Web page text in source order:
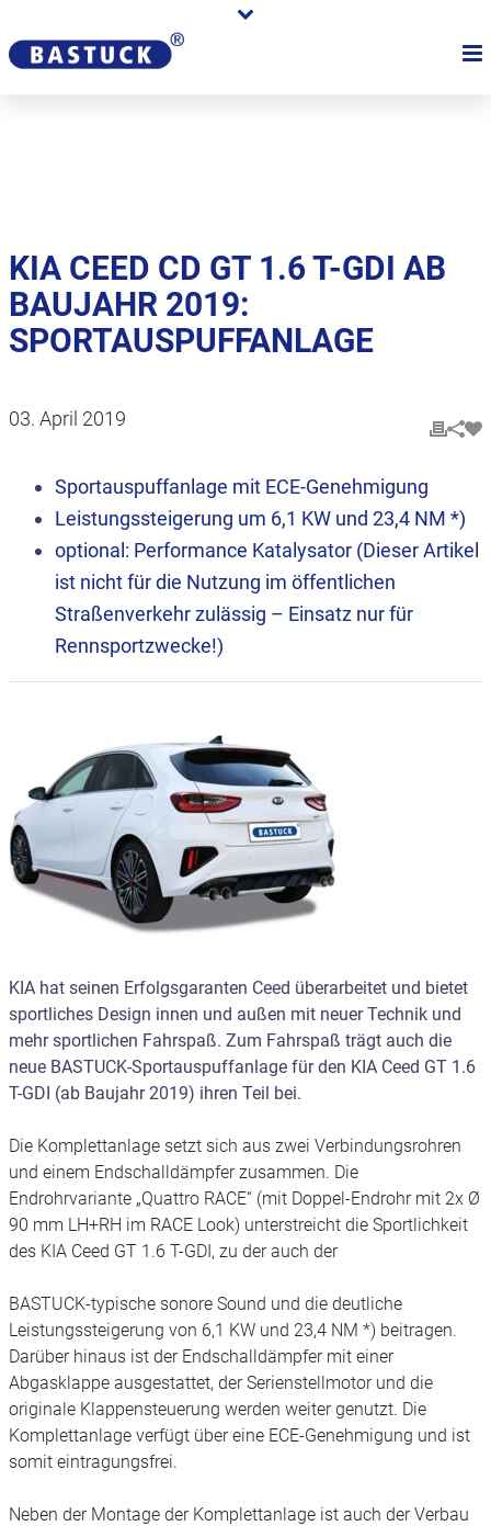
Händler
KIA CEED CD GT 1.6 T-GDI AB
BAUJAHR 2019:
SPORTAUSPUFFANLAGE
03. April 2019
Sportauspuffanlage mit ECE-Genehmigung
Leistungssteigerung um 6,1 KW und 23,4 NM *)
optional: Performance Katalysator (Dieser Artikel
ist nicht für die Nutzung im öffentlichen
Straßenverkehr zulässig – Einsatz nur für
Rennsportzwecke!)
KIA hat seinen Erfolgsgaranten Ceed überarbeitet und bietet
sportliches Design innen und außen mit neuer Technik und
mehr sportlichen Fahrspaß. Zum Fahrspaß trägt auch die
neue BASTUCK-Sportauspuffanlage für den KIA Ceed GT 1.6
T-GDI (ab Baujahr 2019) ihren Teil bei.
Die Komplettanlage setzt sich aus zwei Verbindungsrohren
und einem Endschalldämpfer zusammen. Die
Endrohrvariante „Quattro RACE“ (mit Doppel-Endrohr mit 2x Ø
90 mm LH+RH im RACE Look) unterstreicht die Sportlichkeit
des KIA Ceed GT 1.6 T-GDI, zu der auch der
BASTUCK-typische sonore Sound und die deutliche
Leistungssteigerung von 6,1 KW und 23,4 NM *) beitragen.
Darüber hinaus ist der Endschalldämpfer mit einer
Abgasklappe ausgestattet, der Serienstellmotor und die
originale Klappensteuerung werden weiter genutzt. Die
Komplettanlage verfügt über eine ECE-Genehmigung und ist
somit eintragungsfrei.
Neben der Montage der Komplettanlage ist auch der Verbau